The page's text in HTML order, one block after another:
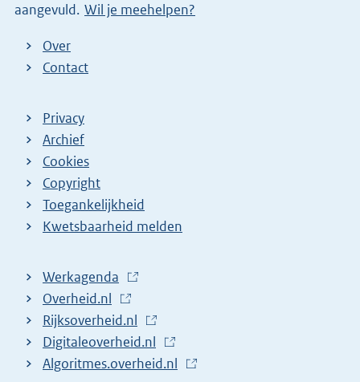
k
aangevuld. Wil je meehelpen?
Over
Contact
Privacy
Archief
Cookies
Copyright
Toegankelijkheid
Kwetsbaarheid melden
Werkagenda
E
x
t
e
Overheid.nl
E
x
t
Rijksoverheid.nl
E
x
Digitaleoverheid.nl
E
Algoritmes.overheid.nl